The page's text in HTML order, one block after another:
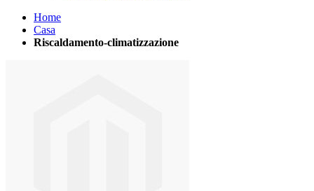
Home
Casa
Riscaldamento-climatizzazione